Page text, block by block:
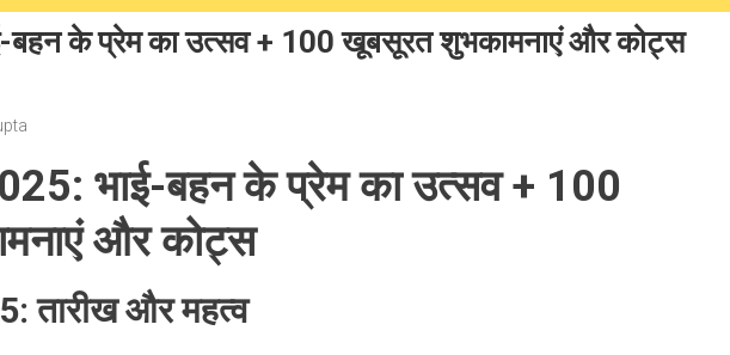
बहन के प्रेम का उत्सव + 100 खूबसूरत शुभकामनाएं और कोट्स
: भाई-बहन के प्रेम का उत्सव + 100
और कोट्स
तारीख और महत्व